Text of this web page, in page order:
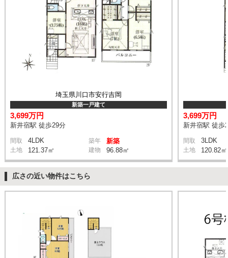
埼玉県川口市安行吉岡
新築一戸建て
3,699万円
新井宿駅 徒歩29分
間取 4LDK 築年 新築
土地 121.37㎡ 建物 96.88㎡
3,699万円
新井宿駅 徒歩
間取 3LDK
土地 120.82㎡
広さの近い物件はこちら